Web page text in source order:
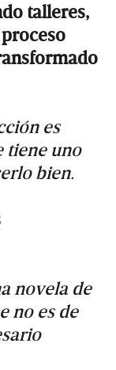
talleres,
es
tiene uno
bien.
novela de
no es de